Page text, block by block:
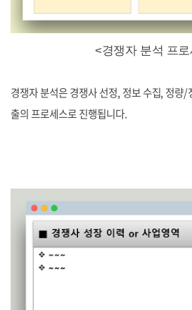
<경쟁자 분석 프
경쟁자 분석은 경쟁사 선정, 정보 수집, 정량
출의 프로세스로 진행됩니다.